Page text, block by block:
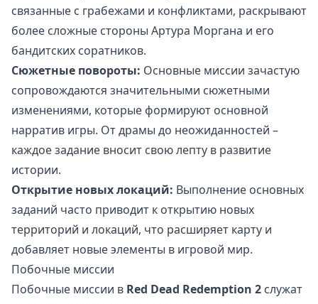
связанные с грабежами и конфликтами, раскрывают
более сложные стороны Артура Моргана и его
бандитских соратников.
Сюжетные повороты: Основные миссии зачастую
сопровождаются значительными сюжетными
изменениями, которые формируют основной
нарратив игры. От драмы до неожиданностей –
каждое задание вносит свою лепту в развитие
истории.
Открытие новых локаций: Выполнение основных
заданий часто приводит к открытию новых
территорий и локаций, что расширяет карту и
добавляет новые элементы в игровой мир.
Побочные миссии
Побочные миссии в Red Dead Redemption 2 служат